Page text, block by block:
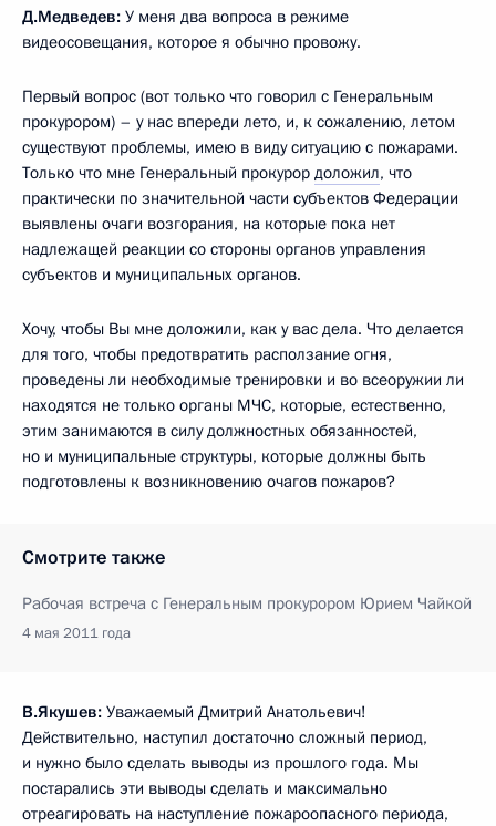
Д.Медведев: У меня два вопроса в режиме
видеосовещания, которое я обычно провожу.
Первый вопрос (вот только что говорил с Генеральным
прокурором) – у нас впереди лето, и, к сожалению, летом
существуют проблемы, имею в виду ситуацию с пожарами.
Только что мне Генеральный прокурор доложил, что
практически по значительной части субъектов Федерации
выявлены очаги возгорания, на которые пока нет
надлежащей реакции со стороны органов управления
субъектов и муниципальных органов.
Хочу, чтобы Вы мне доложили, как у вас дела. Что делается
для того, чтобы предотвратить расползание огня,
проведены ли необходимые тренировки и во всеоружии ли
находятся не только органы МЧС, которые, естественно,
этим занимаются в силу должностных обязанностей,
но и муниципальные структуры, которые должны быть
подготовлены к возникновению очагов пожаров?
Смотрите также
Рабочая встреча с Генеральным прокурором Юрием Чайкой
4 мая 2011 года
В.Якушев: Уважаемый Дмитрий Анатольевич!
Действительно, наступил достаточно сложный период,
и нужно было сделать выводы из прошлого года. Мы
постарались эти выводы сделать и максимально
отреагировать на наступление пожароопасного периода,